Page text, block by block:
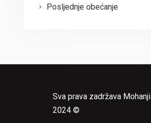
Posljednje obećanje
Sva prava zadržava Mohanji
2024 ©